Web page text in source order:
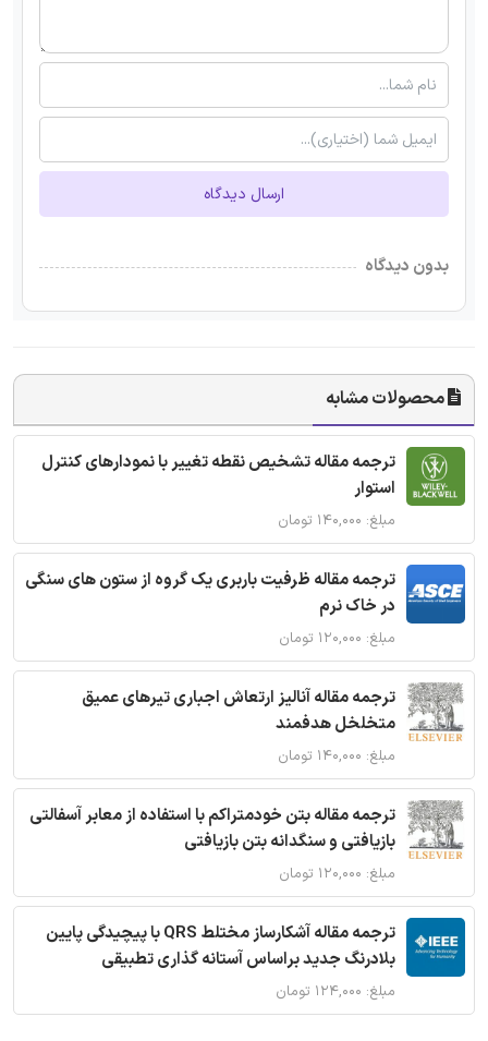
ارسال دیدگاه
بدون دیدگاه
محصولات مشابه
ترجمه مقاله تشخیص نقطه تغییر با نمودارهای کنترل
استوار
مبلغ: ۱۴۰,۰۰۰ تومان
ترجمه مقاله ظرفیت باربری یک گروه از ستون های سنگی
در خاک نرم
مبلغ: ۱۲۰,۰۰۰ تومان
ترجمه مقاله آنالیز ارتعاش اجباری تیرهای عمیق
متخلخل هدفمند
مبلغ: ۱۴۰,۰۰۰ تومان
ترجمه مقاله بتن خودمتراکم با استفاده از معابر آسفالتی
بازیافتی و سنگدانه بتن بازیافتی
مبلغ: ۱۲۰,۰۰۰ تومان
ترجمه مقاله آشکارساز مختلط QRS با پیچیدگی پایین
بلادرنگ جدید براساس آستانه گذاری تطبیقی
مبلغ: ۱۲۴,۰۰۰ تومان